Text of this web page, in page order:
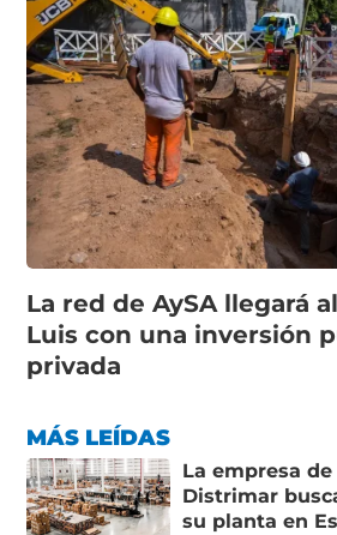
La red de AySA llegará
Luis con una inversión
privada
MÁS LEÍDAS
La empresa
Distrimar
su planta en